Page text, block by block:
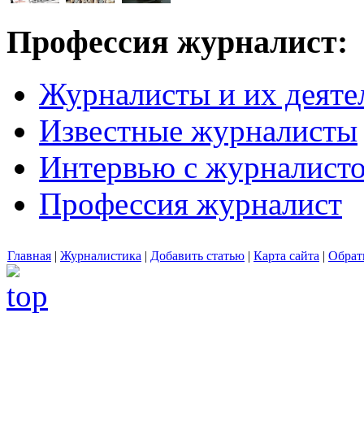
Профессия журналист:
Журналисты и их
Известные журналисты
Интервью с
Профессия журналист
Главная | Журналистика | Добавить статью | Карта сайта |